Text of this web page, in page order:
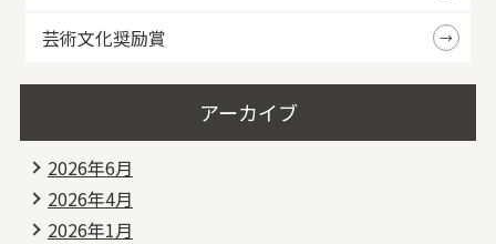
芸術文化奨励賞
アーカイブ
2026年6月
2026年4月
2026年1月